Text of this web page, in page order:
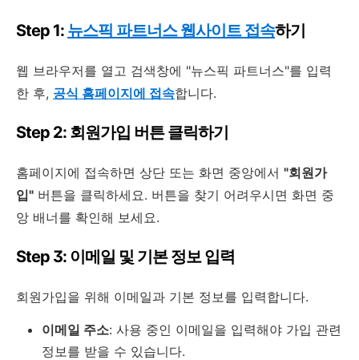
Step 1: 뉴스픽 파트너스 웹사이트 접속하기
웹 브라우저를 열고 검색창에 "뉴스픽 파트너스"를 입력
한 후, 공식 홈페이지에 접속합니다.
Step 2: 회원가입 버튼 클릭하기
홈페이지에 접속하면 상단 또는 화면 중앙에서 "회원가
입" 버튼을 클릭하세요. 버튼을 찾기 어려우시면 화면 중
앙 배너를 확인해 보세요.
Step 3: 이메일 및 기본 정보 입력
회원가입을 위해 이메일과 기본 정보를 입력합니다.
이메일 주소: 사용 중인 이메일을 입력해야 가입 관련
정보를 받을 수 있습니다.